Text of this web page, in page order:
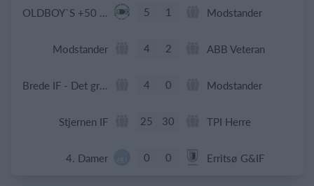
OLDBOY`S +50 2026. 5 1 Modstander
Modstander 4 2 ABB Veteran
Brede IF - Det grå guld 4 0 Modstander
Stjernen IF 25 30 TPI Herre
4. Damer 0 0 Erritsø G&IF